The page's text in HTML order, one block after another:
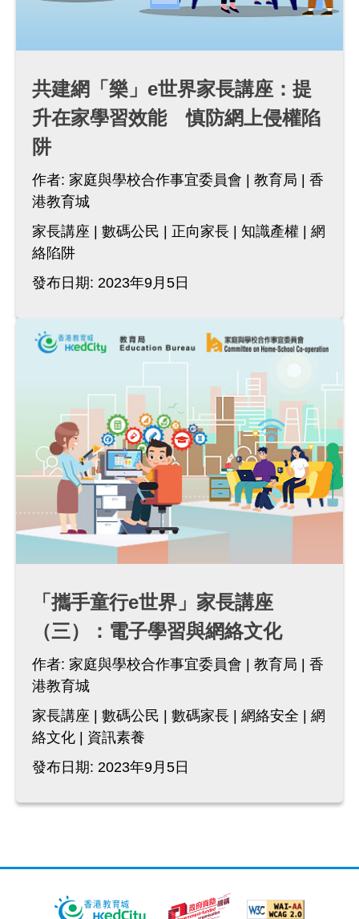
共建網「樂」e世界家長講座：提
升在家學習效能 慎防網上侵權陷
阱
作者: 家庭與學校合作事宜委員會 教育局
香
港教育城
家長講座
數碼公民 正向家長 知識產權
網
絡陷阱
發布日期: 2023年9月5日
「攜手童行e世界」家長講座
（三）：電子學習與網絡文化
作者: 家庭與學校合作事宜委員會 教育局
香
港教育城
家長講座
數碼公民 數碼家長 網絡安全
網
絡文化
資訊素養
發布日期: 2023年9月5日